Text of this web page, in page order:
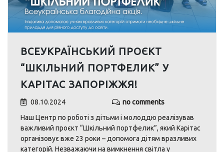
ВСЕУКРАЇНСЬКИЙ ПРОЄКТ
“ШКІЛЬНИЙ ПОРТФЕЛИК” У
КАРІТАС ЗАПОРІЖЖЯ!
08.10.2024
no comments
Наш Центр по роботі з дітьми і молоддю реалізував
важливий проєкт “Шкільний портфелик”, який Карітас
організовує вже 23 роки – допомога дітям вразливих
категорій. Незважаючи на вимкнення світла у